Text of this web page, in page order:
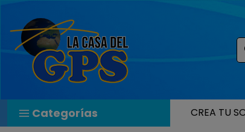
Categorías CREA TU